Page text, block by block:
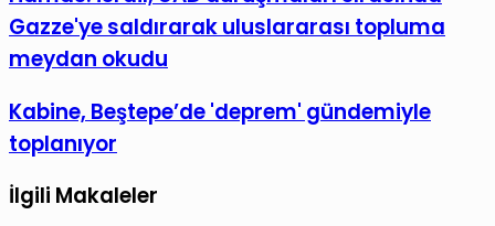
ile
paylaş
İsrail,
duruşmaları
sırasında
Gazze'ye
saldırarak
uluslararası
topluma
Gazze'ye saldırarak uluslararası topluma
meydan okudu
Kabine,
Beştepe’de
'deprem'
gündemiyle
Kabine, Beştepe’de 'deprem' gündemiyle
toplanıyor
İlgili Makaleler